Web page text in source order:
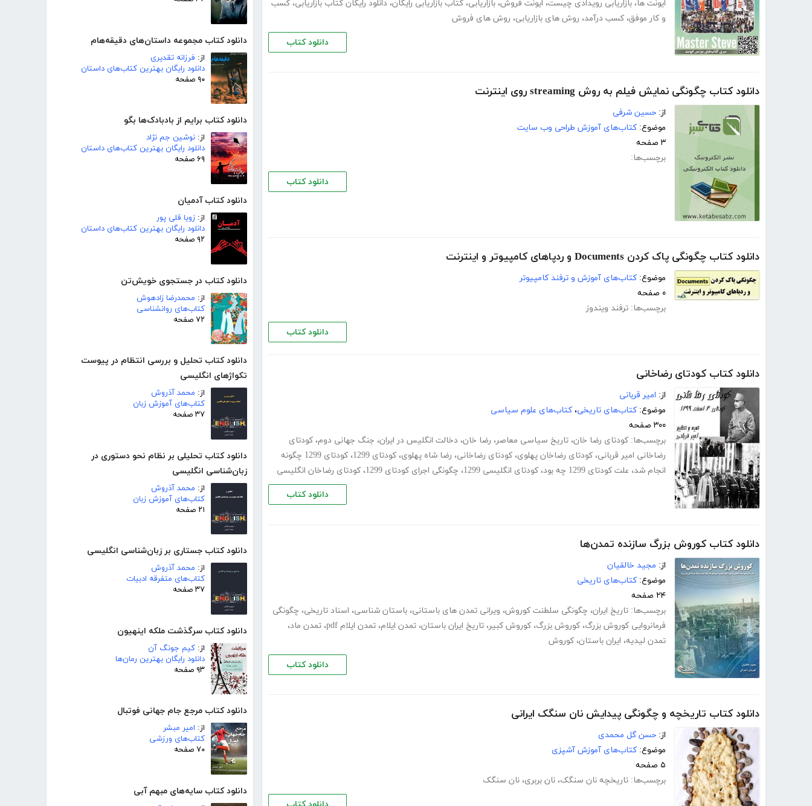
دانلود کتاب مجموعه داستان‌های دقیقه‌هام
از: فرزانه تقدیری
دانلود رایگان بهترین کتاب‌های داستان
۹۰ صفحه
دانلود کتاب برایم از بادبادک‌ها بگو
از: نوشین جم نژاد
دانلود رایگان بهترین کتاب‌های داستان
۶۹ صفحه
دانلود کتاب آدمیان
از: زویا قلی پور
دانلود رایگان بهترین کتاب‌های داستان
۹۲ صفحه
دانلود کتاب در جستجوی خویش‌تن
از: محمدرضا زادهوش
کتاب‌های روانشناسی
۷۲ صفحه
دانلود کتاب تحلیل و بررسی انتظام در پیوست
تکواژهای انگلیسی
از: محمد آذروش
کتاب‌های آموزش زبان
۳۷ صفحه
دانلود کتاب تحلیلی بر نظام نحو دستوری در
زبان‌شناسی انگلیسی
از: محمد آذروش
کتاب‌های آموزش زبان
۲۱ صفحه
دانلود کتاب جستاری بر زبان‌شناسی انگلیسی
از: محمد آذروش
کتاب‌های متفرقه ادبیات
۳۷ صفحه
دانلود کتاب سرگذشت ملکه اینهیون
از: کیم جونگ آن
دانلود رایگان بهترین رمان‌ها
۹۳ صفحه
دانلود کتاب مرجع جام جهانی فوتبال
از: امیر مبشر
کتاب‌های ورزشی
۷۰ صفحه
دانلود کتاب سایه‌های مبهم آبی
ایونت ها، بازاریابی رویدادی چیست، ایونت فروش، بازاریابی، کتاب بازاریابی رایگان، دانلود رایگان کتاب بازاریابی، کسب
و کار موفق، کسب درآمد، روش های بازاریابی، روش های فروش
دانلود کتاب
دانلود کتاب چگونگی نمایش فیلم به روش streaming روی اینترنت
از: حسین شرفی
موضوع: کتاب‌های آموزش طراحی وب سایت
۳ صفحه
برچسب‌ها:
دانلود کتاب
دانلود کتاب چگونگی پاک کردن Documents و ردپاهای کامپیوتر و اینترنت
موضوع: کتاب‌های آموزش و ترفند کامپیوتر
۰ صفحه
برچسب‌ها: ترفند ویندوز
دانلود کتاب
دانلود کتاب کودتای رضاخانی
از: امیر قربانی
موضوع: کتاب‌های تاریخی، کتاب‌های علوم سیاسی
۳۰۰ صفحه
برچسب‌ها: کودتای رضا خان، تاریخ سیاسی معاصر، رضا خان، دخالت انگلیس در ایران، جنگ جهانی دوم، کودتای
رضاخانی امیر قربانی، کودتای رضاخان پهلوی، کودتای رضاخانی، رضا شاه پهلوی، کودتای 1299 ،
کودتای 1299 چگونه
انجام شد، علت کودتای 1299 چه بود ، کودتای انگلیسی 1299 ، چگونگی اجرای کودتای 1299 ، کودتای رضاخان انگلیسی
دانلود کتاب
دانلود کتاب کوروش بزرگ سازنده تمدن‌ها
از: مجید خالقیان
موضوع: کتاب‌های تاریخی
۲۴ صفحه
برچسب‌ها: تاریخ ایران، چگونگی سلطنت کوروش، ویرانی تمدن های باستانی، باستان شناسی، اسناد تاریخی، چگونگی
فرمانروایی کوروش بزرگ، کوروش بزرگ، کوروش کبیر، تاریخ ایران باستان، تمدن ایلام، تمدن ایلام pdf ، تمدن ماد،
تمدن لیدیه، ایران باستان، کوروش
دانلود کتاب
دانلود کتاب تاریخچه و چگونگی پیدایش نان سنگک ایرانی
از: حسن گل محمدی
موضوع: کتاب‌های آموزش آشپزی
۵ صفحه
برچسب‌ها: تاریخچه نان سنگک، نان بربری، نان سنگک